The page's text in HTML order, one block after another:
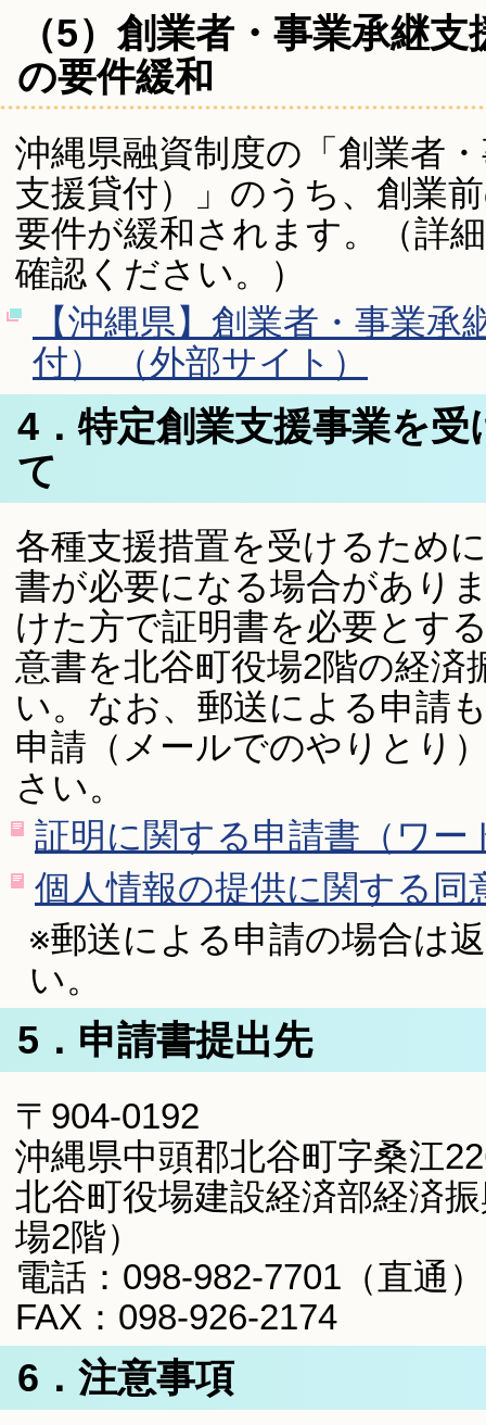
（5）創業者・事業承継
の要件緩和
沖縄県融資制度の「創業者
支援貸付）」のうち、創業
要件が緩和されます。（詳
確認ください。）
【沖縄県】創業者・事業
付） （外部サイト）
4．特定創業支援事業を
て
各種支援措置を受けるため
書が必要になる場合があり
けた方で証明書を必要とす
意書を北谷町役場2階の経
い。なお、郵送による申請
申請（メールでのやりとり
さい。
証明に関する申請書（ワー
個人情報の提供に関する同
※郵送による申請の場合は
い。
5．申請書提出先
〒904-0192
沖縄県中頭郡北谷町字桑江
北谷町役場建設経済部経済
場2階）
電話：098-982-7701（直通）
FAX：098-926-2174
6．注意事項